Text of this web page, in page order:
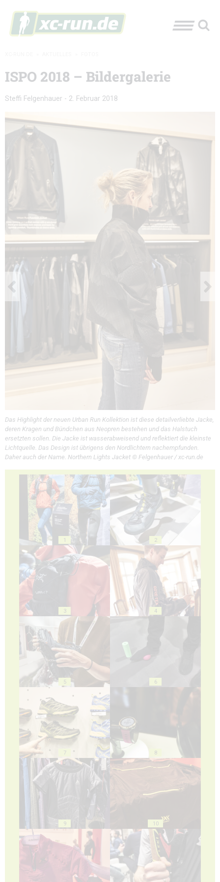
ISPO 2018 – Bildergalerie
Steffi Felgenhauer - 2. Februar 2018
Das Highlight der neuen Urban Run Kollektion ist diese detailverliebte Jacke,
deren Kragen und Bündchen aus Neopren bestehen und das Halstuch
ersetzten sollen. Die Jacke ist wasserabweisend und reflektiert die kleinste
Lichtquelle. Das Design ist übrigens den Nordlichtern nachempfunden.
Daher auch der Name. Northern Lights Jacket © Felgenhauer / xc-run.de
1 2
3 4
5 6
7 8
9 10